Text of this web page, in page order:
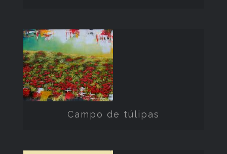
Campo de
túlipas
Campo de túlipas